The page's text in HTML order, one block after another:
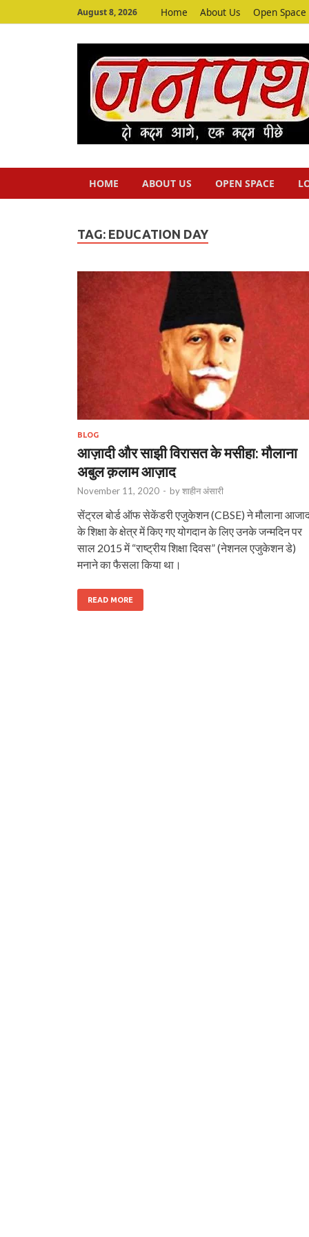
August 8, 2026 Home About Us Open Space
HOME ABOUT US OPEN SPACE
TAG: EDUCATION DAY
BLOG
आज़ादी और साझी विरासत के मसीहा: मौलाना
अबुल क़लाम आज़ाद
November 11, 2020 - byशाहीन अंसारी
सेंट्रल बोर्ड ऑफ सेकेंडरी एजुकेशन (CBSE) ने मौलाना
के शिक्षा के क्षेत्र में किए गए योगदान के लिए उनके जन्मदिन पर
साल 2015 में “राष्ट्रीय शिक्षा दिवस” (नेशनल एजुकेशन डे)
मनाने का फैसला किया था।
READ MORE